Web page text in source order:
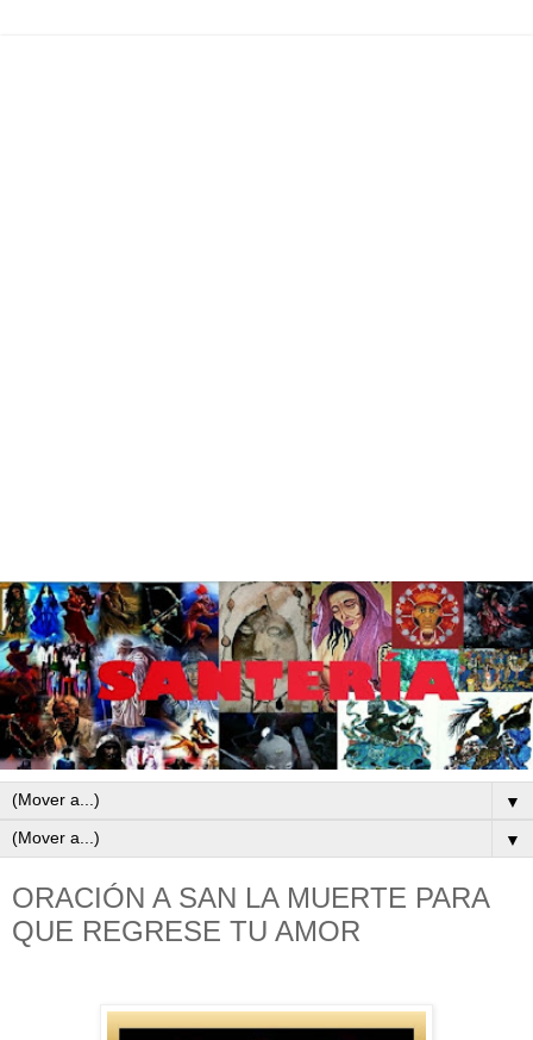
▼
▼
ORACIÓN A SAN LA MUERTE PARA
QUE REGRESE TU AMOR